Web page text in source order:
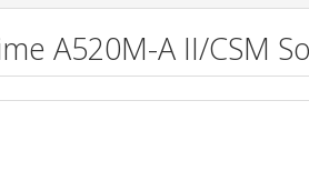
A520M-A II/CSM